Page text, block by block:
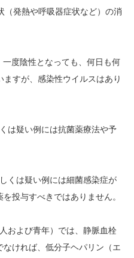
（発熱や呼吸器症状など）の消
度陰性となっても、何日も何
すが、感染性ウイルスはあり
は疑い例には抗菌薬療法や予
くは疑い例には細菌感染症が
投与すべきではありません。
および青年）では、静脈血栓
ければ、低分子ヘパリン（エ